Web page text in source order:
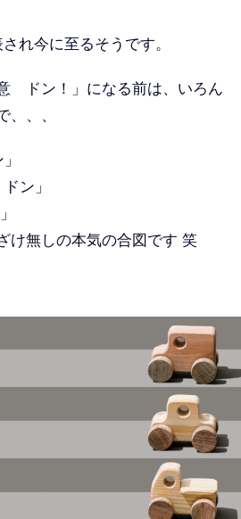
され今に至るそうです。
ドン！」になる前は、いろん
、、、
ン」
け無しの本気の合図です 笑